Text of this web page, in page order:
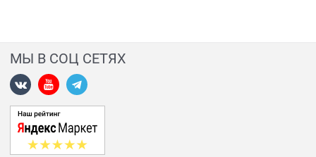
МЫ В СОЦ СЕТЯХ